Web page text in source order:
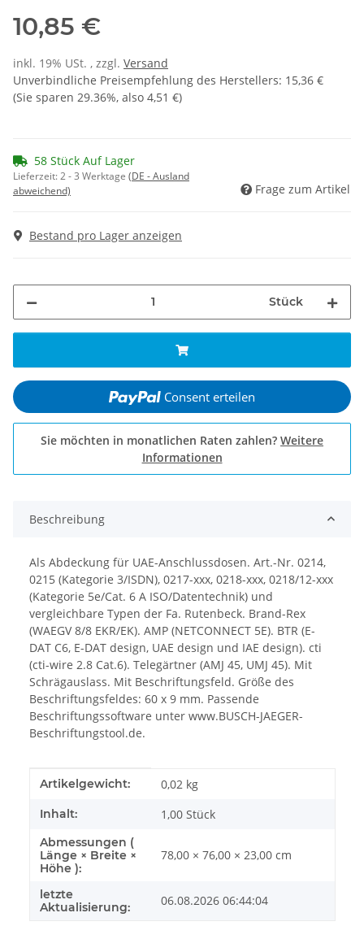
10,85 €
inkl. 19% USt. , zzgl. Versand
Unverbindliche Preisempfehlung des Herstellers: 15,36 €
(Sie sparen 29.36%, also 4,51 €)
58 Stück Auf Lager
Lieferzeit:2 - 3 Werktage (DE - Ausland
abweichend)
Frage zum Artikel
Bestand pro Lager anzeigen
Stück
Consent erteilen
Sie möchten in monatlichen Raten zahlen? Weitere
Informationen
Beschreibung
Als Abdeckung für UAE-Anschlussdosen. Art.-Nr. 0214,
0215 (Kategorie 3/ISDN), 0217-xxx, 0218-xxx, 0218/12-xxx
(Kategorie 5e/Cat. 6 A ISO/Datentechnik) und
vergleichbare Typen der Fa. Rutenbeck. Brand-Rex
(WAEGV 8/8 EKR/EK). AMP (NETCONNECT 5E). BTR (E-
DAT C6, E-DAT design, UAE design und IAE design). cti
(cti-wire 2.8 Cat.6). Telegärtner (AMJ 45, UMJ 45). Mit
Schrägauslass. Mit Beschriftungsfeld. Größe des
Beschriftungsfeldes: 60 x 9 mm. Passende
Beschriftungssoftware unter www.BUSCH-JAEGER-
Beschriftungstool.de.
Produkteigenschaft
Wert
Artikelgewicht: 0,02 kg
Inhalt: 1,00 Stück
Abmessungen (
Länge × Breite ×
Höhe ):
78,00 × 76,00 × 23,00 cm
letzte
Aktualisierung:
06.08.2026 06:44:04